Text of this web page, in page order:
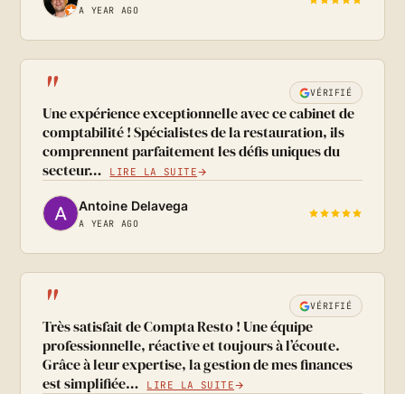
A YEAR AGO
" VÉRIFIÉ
Une expérience exceptionnelle avec ce cabinet de
comptabilité ! Spécialistes de la restauration, ils
comprennent parfaitement les défis uniques du
secteur…
LIRE LA SUITE
Antoine Delavega
A YEAR AGO
" VÉRIFIÉ
Très satisfait de Compta Resto ! Une équipe
professionnelle, réactive et toujours à l’écoute.
Grâce à leur expertise, la gestion de mes finances
est simplifiée…
LIRE LA SUITE